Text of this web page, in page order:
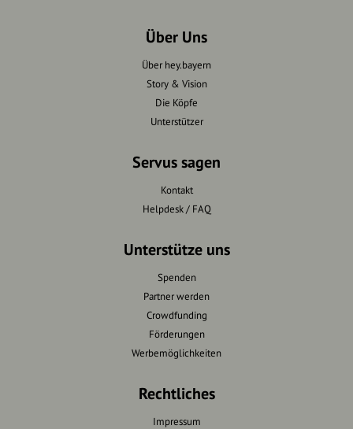
Über Uns
Über hey.bayern
Story & Vision
Die Köpfe
Unterstützer
Servus sagen
Kontakt
Helpdesk / FAQ
Unterstütze uns
Spenden
Partner werden
Crowdfunding
Förderungen
Werbemöglichkeiten
Rechtliches
Impressum